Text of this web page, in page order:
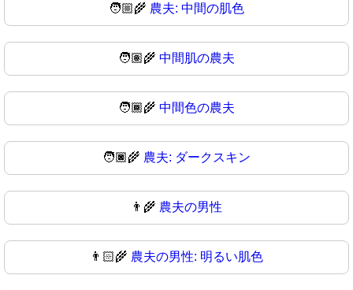
🧑🏼‍🌾 農夫: 中間の肌色
🧑🏽‍🌾 中間肌の農夫
🧑🏾‍🌾 中間色の農夫
🧑🏿‍🌾 農夫: ダークスキン
👨‍🌾 農夫の男性
👨🏻‍🌾 農夫の男性: 明るい肌色